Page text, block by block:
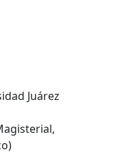
Juárez